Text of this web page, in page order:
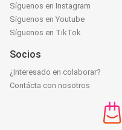
Síguenos en Instagram
Síguenos en Youtube
Síguenos en TikTok
Socios
¿Interesado en colaborar?
Contácta con nosotros